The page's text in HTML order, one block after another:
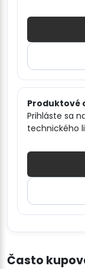
Produktové
Prihláste sa
technického
Často